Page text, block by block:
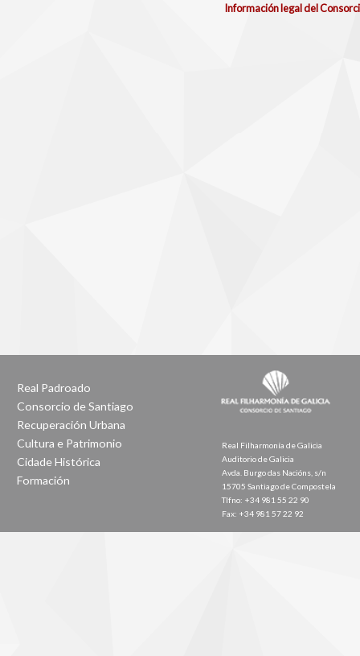
Información legal del
Real Padroado
Consorcio de Santiago
Recuperación Urbana
Cultura e Patrimonio
Cidade Histórica
Formación
Real Filharmonía de Galicia
Auditorio de Galicia
Avda. Burgo das Nacións, s/n
15705 Santiago de Compostela
Tlfno: +34 981 55 22 90
Fax: +34 981 57 22 92